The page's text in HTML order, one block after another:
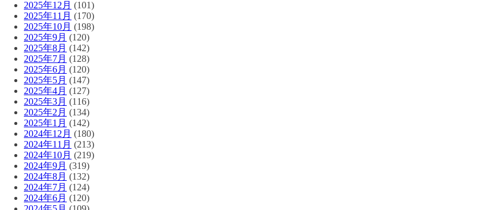
2025年12月 (101)
2025年11月 (170)
2025年10月 (198)
2025年9月 (120)
2025年8月 (142)
2025年7月 (128)
2025年6月 (120)
2025年5月 (147)
2025年4月 (127)
2025年3月 (116)
2025年2月 (134)
2025年1月 (142)
2024年12月 (180)
2024年11月 (213)
2024年10月 (219)
2024年9月 (319)
2024年8月 (132)
2024年7月 (124)
2024年6月 (120)